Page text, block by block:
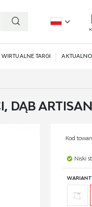
WIRTUALNE TARGI
DĄB
Kod
Niski